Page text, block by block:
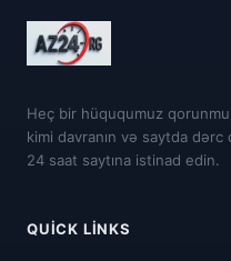
Heç bir hüququmuz
kimi davranın və saytda
24 saat saytına istinad edin.
QUICK LINKS